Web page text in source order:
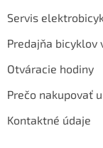
Servis
Predajňa bicyklov
Otváracie hodiny
Prečo nakupovať
Kontaktné údaje